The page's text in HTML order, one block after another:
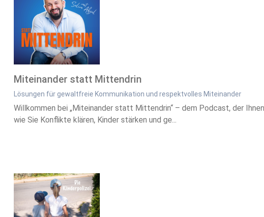
Miteinander statt Mittendrin
Lösungen für gewaltfreie Kommunikation und respektvolles Miteinander
Willkommen bei „Miteinander statt Mittendrin“ – dem Podcast, der
wie Sie Konflikte klären, Kinder stärken und ge...